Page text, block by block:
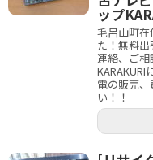
ップ
毛呂山町
た！無料
連絡、ご相
電の販売
い！！